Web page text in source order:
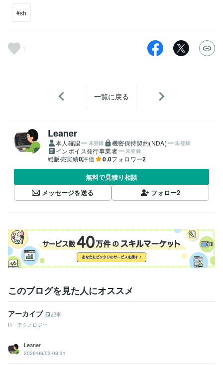
#sh
1
一覧に戻る
Leaner
本人確認 未登録 機密保持契約(NDA) 未登録
インボイス発行事業者 未登録
総販売実績0評価 0.0フォロワー2
無料で見積り相談
メッセージを送る
フォロー2
このブログを見た人にオススメ
アーカイブ
記事
IT・テクノロジー
Leaner
2026/06/03 08:31